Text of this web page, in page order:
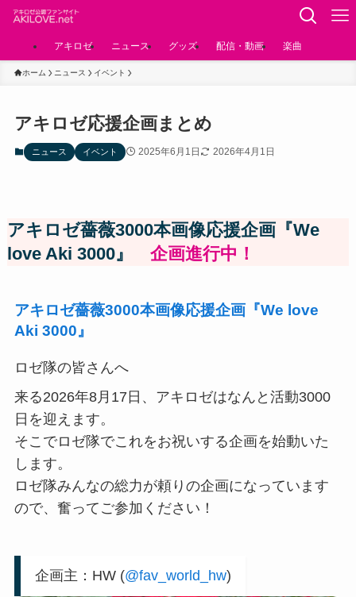
アキロゼ ニュース グッズ 配信・動画 楽曲
ホーム ニュース イベント
アキロゼ応援企画まとめ
ニュース イベント 2025年6月1日 2026年4月1日
アキロゼ薔薇3000本画像応援企画『We
love Aki 3000』 企画進行中！
アキロゼ薔薇3000本画像応援企画『We love
Aki 3000』
ロゼ隊の皆さんへ
来る2026年8月17日、アキロゼはなんと活動3000
日を迎えます。
そこでロゼ隊でこれをお祝いする企画を始動いた
します。
ロゼ隊みんなの総力が頼りの企画になっています
ので、奮ってご参加ください！
企画主：HW (@fav_world_hw)